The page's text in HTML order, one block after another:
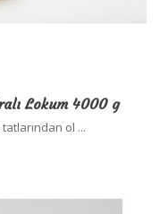
Lokum 4000 g
ol ...